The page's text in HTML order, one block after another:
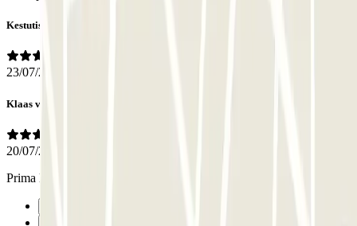
Kestutis
23/07/2026
Klaas van der Z
20/07/2026
Prima locatie. Volgende keer weer